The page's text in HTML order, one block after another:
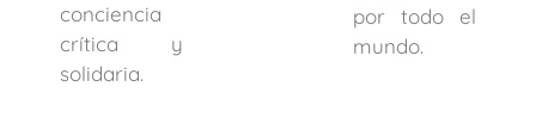
conciencia
crítica y
solidaria.
por todo el
mundo.